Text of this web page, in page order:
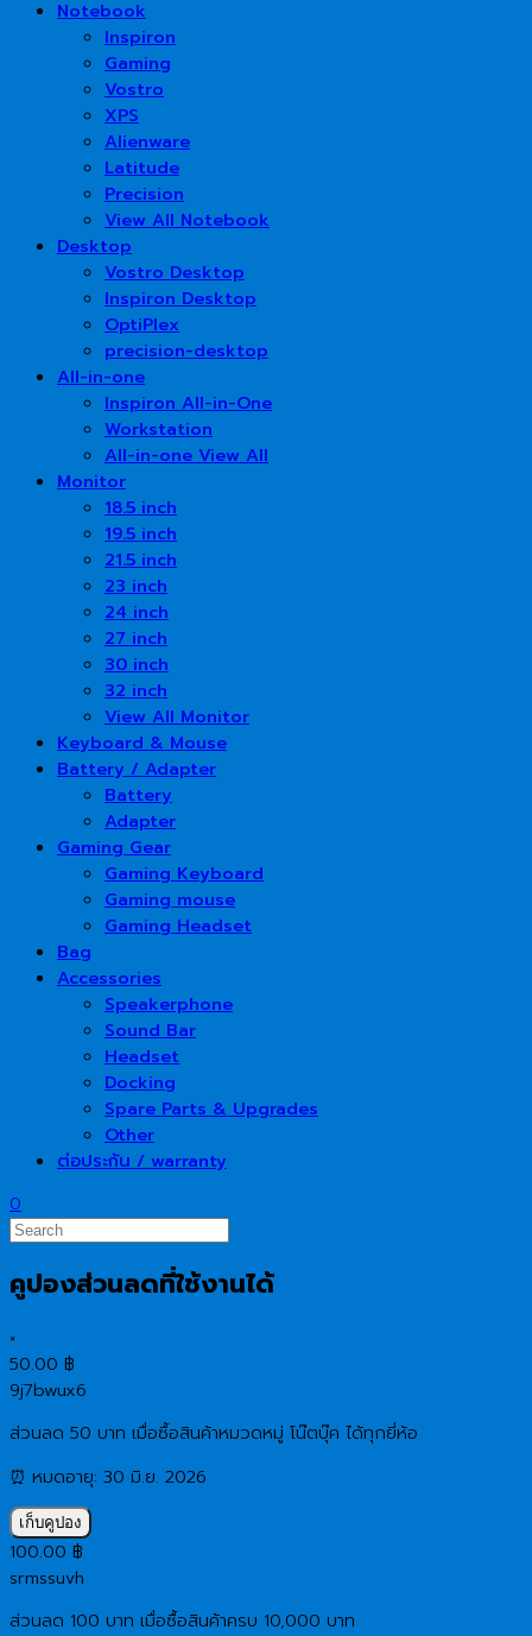
Notebook
Inspiron
Gaming
Vostro
XPS
Alienware
Latitude
Precision
View All Notebook
Desktop
Vostro Desktop
Inspiron Desktop
OptiPlex
precision-desktop
All-in-one
Inspiron All-in-One
Workstation
All-in-one View All
Monitor
18.5 inch
19.5 inch
21.5 inch
23 inch
24 inch
27 inch
30 inch
32 inch
View All Monitor
Keyboard & Mouse
Battery / Adapter
Battery
Adapter
Gaming Gear
Gaming Keyboard
Gaming mouse
Gaming Headset
Bag
Accessories
Speakerphone
Sound Bar
Headset
Docking
Spare Parts & Upgrades
Other
ต่อประกัน / warranty
0
คูปองส่วนลดที่ใช้งานได้
×
50.00 ฿
9j7bwux6
ส่วนลด 50 บาท เมื่อซื้อสินค้าหมวดหมู่ โน๊ตบุ๊ค ได้ทุกยี่ห้อ
⏰ หมดอายุ: 30 มิ.ย. 2026
เก็บคูปอง
100.00 ฿
srmssuvh
ส่วนลด 100 บาท เมื่อซื้อสินค้าครบ 10,000 บาท